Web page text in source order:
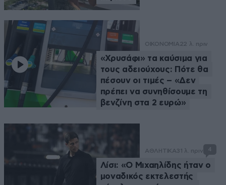
ΟΙΚΟΝΟΜΙΑ22 λ. πριν
«Χρυσάφι» τα καύσιμα για
τους αδειούχους: Πότε θα
πέσουν οι τιμές – «Δεν
πρέπει να συνηθίσουμε τη
βενζίνη στα 2 ευρώ»
ΑΘΛΗΤΙΚΑ31 λ. πριν 4
Λίσι: «Ο Μιχαηλίδης ήταν ο
μοναδικός εκτελεστής